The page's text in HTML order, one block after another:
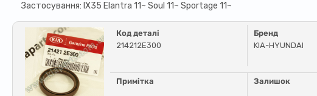
Застосування: IX35 Elantra 11~ Soul 11~ Sportage 11~
Код деталі
214212E300
Бренд
KIA-HYUNDAI
Примітка Залишок